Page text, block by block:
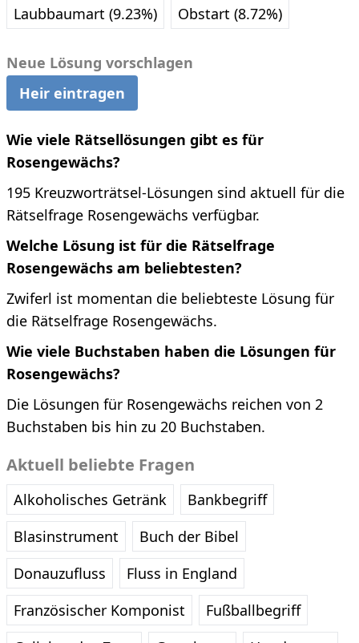
Laubbaumart (9.23%)
Obstart (8.72%)
Neue Lösung vorschlagen
Heir eintragen
Wie viele Rätsellösungen gibt es für
Rosengewächs?
195 Kreuzworträtsel-Lösungen sind aktuell für die
Rätselfrage Rosengewächs verfügbar.
Welche Lösung ist für die Rätselfrage
Rosengewächs am beliebtesten?
Zwiferl ist momentan die beliebteste Lösung für
die Rätselfrage Rosengewächs.
Wie viele Buchstaben haben die Lösungen für
Rosengewächs?
Die Lösungen für Rosengewächs reichen von 2
Buchstaben bis hin zu 20 Buchstaben.
Aktuell beliebte Fragen
Alkoholisches Getränk
Bankbegriff
Blasinstrument
Buch der Bibel
Donauzufluss
Fluss in England
Französischer Komponist
Fußballbegriff